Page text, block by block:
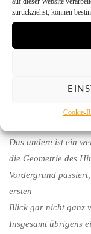
zurückziehst, können
Cookie-
Das andere ist ein
die Geometrie des
Vordergrund
ersten
Blick gar nicht ganz
Insgesamt übrigens